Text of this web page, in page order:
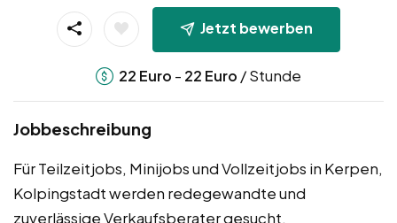
Jetzt bewerben
22 Euro - 22 Euro / Stunde
Jobbeschreibung
Für Teilzeitjobs, Minijobs und Vollzeitjobs in Kerpen,
Kolpingstadt werden redegewandte und
zuverlässige Verkaufsberater gesucht.